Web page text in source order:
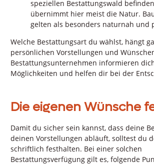
speziellen Bestattungswald
übernimmt hier meist die Natur.
gelten als besonders naturnah und
Welche Bestattungsart du wählst, hängt
persönlichen Vorstellungen und
Bestattungsunternehmen informieren
Möglichkeiten und helfen dir bei der
Die eigenen Wünsche
Damit du sicher sein kannst, dass deine
deinen Vorstellungen abläuft, solltest du
schriftlich festhalten. Bei einer solchen
Bestattungsverfügung gilt es, folgende